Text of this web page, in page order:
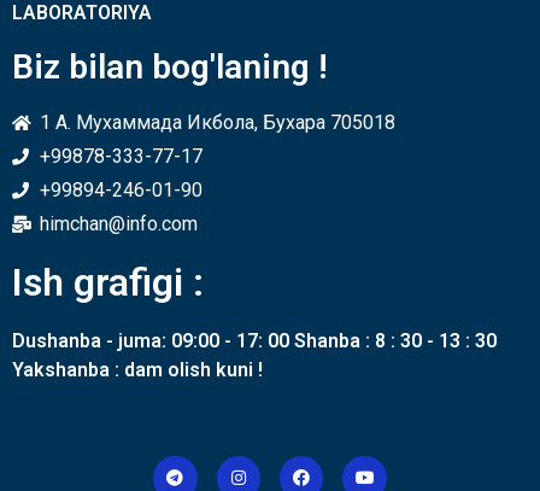
LABORATORIYA
Biz bilan bog'laning !
1 A. Мухаммада Икбола, Бухара 705018
+99878-333-77-17
+99894-246-01-90
himchan@info.com
Ish grafigi :
Dushanba - juma: 09:00 - 17: 00 Shanba : 8 : 30 - 13 : 30
Yakshanba : dam olish kuni !